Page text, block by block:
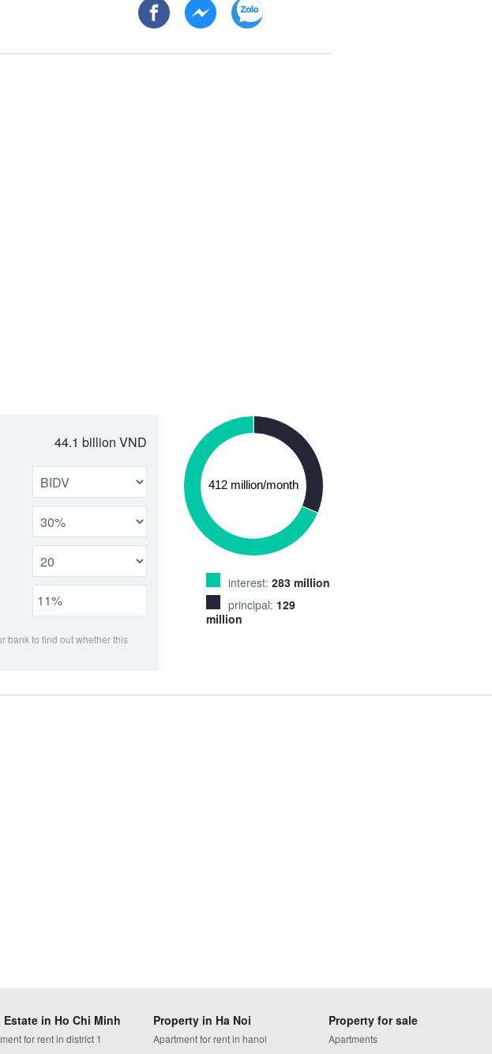
44.1 billion VND
bank to find out whether this
interest: 283 million
principal: 129
million
Estate in Ho Chi Minh
for rent in district 1
Property in Ha Noi
Apartment for rent in hanoi
Property for sale
Apartments